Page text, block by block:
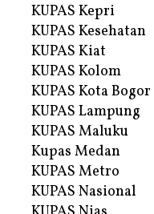
KUPAS Kepri
KUPAS Kesehatan
KUPAS Kiat
KUPAS Kolom
KUPAS Kota Bogor
KUPAS Lampung
KUPAS Maluku
Kupas Medan
KUPAS Metro
KUPAS Nasional